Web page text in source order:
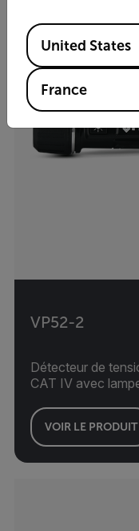
VP52-2
Détecteur de
CAT IV avec
VOIR LE PRODUIT
Available Locations
United States
France